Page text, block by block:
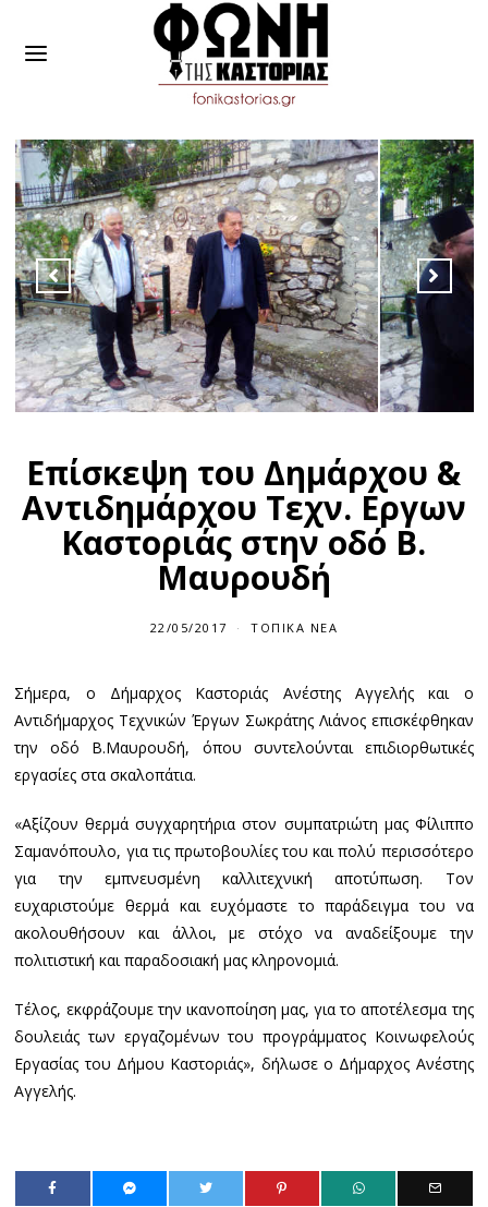
Επίσκεψη του Δημάρχου &
Αντιδημάρχου Τεχν. Εργων
Καστοριάς στην οδό Β.
Μαυρουδή
22/05/2017 ΤΟΠΙΚΆ ΝΈΑ
Σήμερα, ο Δήμαρχος Καστοριάς Ανέστης Αγγελής και ο
Αντιδήμαρχος Τεχνικών Έργων Σωκράτης Λιάνος επισκέφθηκαν
την οδό Β.Μαυρουδή, όπου συντελούνται επιδιορθωτικές
εργασίες στα σκαλοπάτια.
«Αξίζουν θερμά συγχαρητήρια στον συμπατριώτη μας Φίλιππο
Σαμανόπουλο, για τις πρωτοβουλίες του και πολύ περισσότερο
για την εμπνευσμένη καλλιτεχνική αποτύπωση. Τον
ευχαριστούμε θερμά και ευχόμαστε το παράδειγμα του να
ακολουθήσουν και άλλοι, με στόχο να αναδείξουμε την
πολιτιστική και παραδοσιακή μας κληρονομιά.
Τέλος, εκφράζουμε την ικανοποίηση μας, για το αποτέλεσμα της
δουλειάς των εργαζομένων του προγράμματος Κοινωφελούς
Εργασίας του Δήμου Καστοριάς», δήλωσε ο Δήμαρχος Ανέστης
Αγγελής.